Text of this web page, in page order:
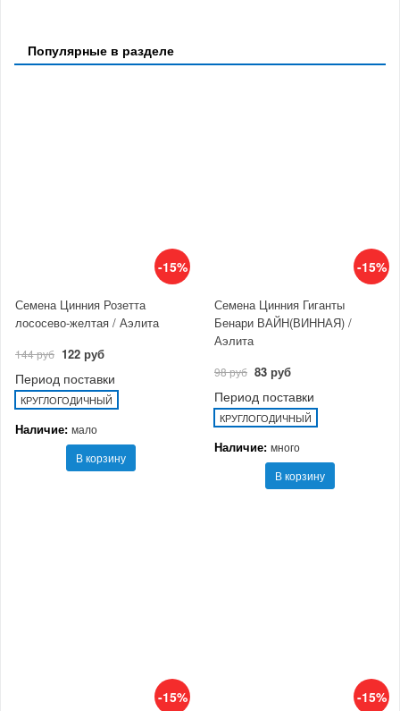
Популярные в разделе
-15%
Семена Цинния Розетта
лососево-желтая / Аэлита
144 руб 122 руб
Период поставки
КРУГЛОГОДИЧНЫЙ
Наличие: мало
В корзину
-15%
Семена Цинния Гиганты
Бенари ВАЙН(ВИННАЯ) /
Аэлита
98 руб 83 руб
Период поставки
КРУГЛОГОДИЧНЫЙ
Наличие: много
В корзину
-15% -15%